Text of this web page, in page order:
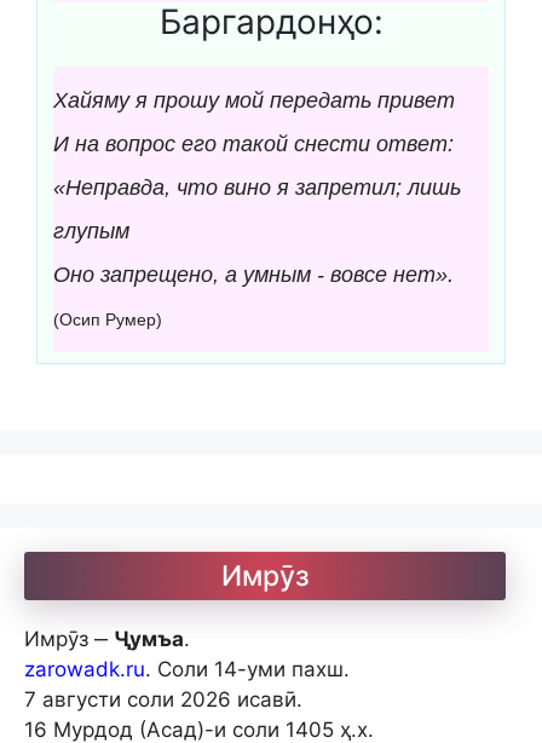
Баргардонҳо:
Хайяму я прошу мой передать привет
И на вопрос его такой снести ответ:
«Неправда, что вино я запретил; лишь
глупым
Оно запрещено, а умным - вовсе нет».
(Осип Румер)
Имрӯз
Имрӯз ‒ Ҷумъа.
zarowadk.ru. Соли 14-уми пахш.
7 августи соли 2026 исавӣ.
16 Мурдод (Асад)-и соли 1405 ҳ.х.